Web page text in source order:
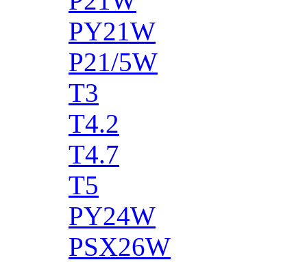
PY21W
P21/5W
T3
T4.2
T4.7
T5
PY24W
PSX26W